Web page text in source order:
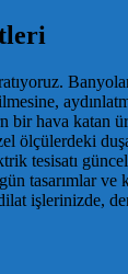
hava katan
tesisatı
tasarımlar
işlerinizde,